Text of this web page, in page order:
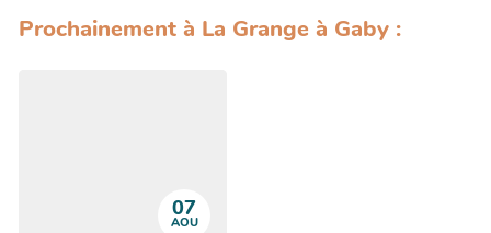
Prochainement à La Grange à Gaby :
07
AOU